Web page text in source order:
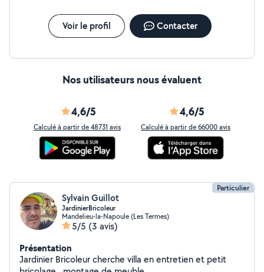
Voir le profil Contacter
Nos utilisateurs nous évaluent
4,6/5
Calculé à partir de 48731 avis
4,6/5
Calculé à partir de 66000 avis
Particulier
Sylvain Guillot
JardinierBricoleur
Mandelieu-la-Napoule (Les Termes)
5/5 (3 avis)
Présentation
Jardinier Bricoleur cherche villa en entretien et petit